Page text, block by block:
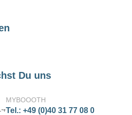
Du uns
MYBOOOTH
Tel.: +49 (0)40 31 77 08 0